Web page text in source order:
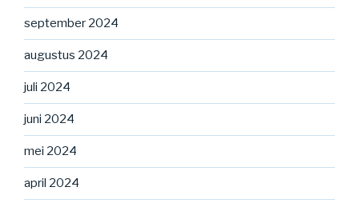
september 2024
augustus 2024
juli 2024
juni 2024
mei 2024
april 2024